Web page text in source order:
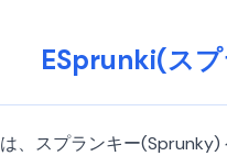
ESprunki(ス
、スプランキー